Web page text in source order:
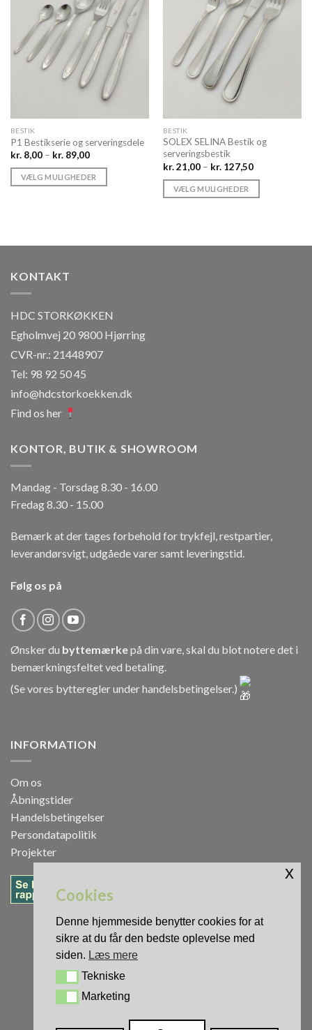
vælges
varesiden
Mulighederne
vælges
varesiden
BESTIK
P1 Bestikserie og serveringsdele
kr.8,00 – kr.89,00Prisinterval:
til
kr. 89,00
VÆLG MULIGHEDER
kan
vælges
på
BESTIK
SOLEX SELINA Bestik og
serveringsbestik
kr.21,00 – kr.127,50Prisinterval:
til
VÆLG MULIGHEDER
flere
KONTAKT
HDC STORKØKKEN
Egholmvej 20 9800 Hjørring
CVR-nr.: 21448907
Tel: 98 92 50 45
info@hdcstorkoekken.dk
Find os her
KONTOR, BUTIK & SHOWROOM
Mandag - Torsdag 8.30 - 16.00
Fredag 8.30 - 15.00
Bemærk at der tages forbehold for trykfejl, restpartier,
leverandørsvigt, udgåede varer samt leveringstid.
Følg os på
Ønsker du byttemærkepå din vare, skal du blot notere det i
bemærkningsfeltet ved betaling.
(Se vores bytteregler underhandelsbetingelser.)
INFORMATION
Om os
Åbningstider
Handelsbetingelser
Persondatapolitik
Projekter
Cookies
Denne hjemmeside benytter cookies for at
sikre at du får den bedste oplevelse med
siden. Læs mere
Tekniske
Tekniske
Marketing
Marketing
x